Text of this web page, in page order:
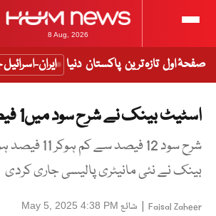
8 Aug, 2026
صفحۂ اول تازہ ترین پاکستان دنیا ایران-
اسٹیٹ بینک نے شرح سود میں1 فیصد کمی کردی
شرح سود 12 فیصد
بینک نے نئی مانیٹری پالیسی جاری کردی
Faisal Zaheer
| شائع May 5, 2025 4:38 PM